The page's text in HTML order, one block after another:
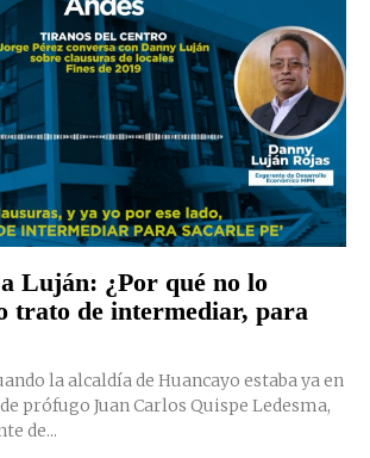
Luján: ¿Por qué no lo
trato de intermediar, para
la alcaldía de Huancayo estaba ya en
prófugo Juan Carlos Quispe Ledesma,
de...